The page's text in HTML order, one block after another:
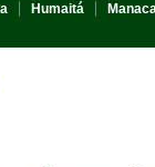
Humaitá